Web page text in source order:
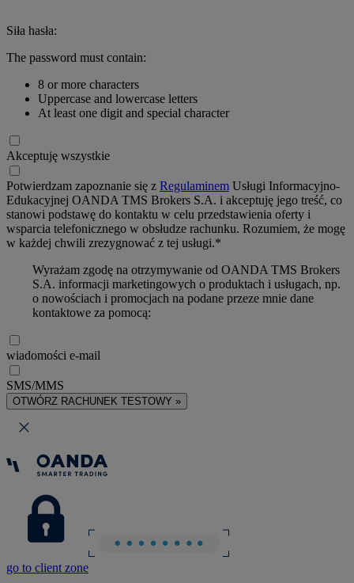
Siła hasła:
The password must contain:
8 or more characters
Uppercase and lowercase letters
At least one digit and special character
Akceptuję wszystkie
Potwierdzam zapoznanie się z Regulaminem Usługi Informacyjno-
Edukacyjnej OANDA TMS Brokers S.A. i akceptuję jego treść, co
stanowi podstawę do kontaktu w celu przedstawienia oferty i
wsparcia telefonicznego w obsłudze rachunku. Rozumiem, że mogę
w każdej chwili zrezygnować z tej usługi.*
Wyrażam zgodę na otrzymywanie od OANDA TMS Brokers
S.A. informacji marketingowych o produktach i usługach, np.
o nowościach i promocjach na podane przeze mnie dane
kontaktowe za pomocą:
wiadomości e-mail
SMS/MMS
OTWÓRZ RACHUNEK TESTOWY »
go to client zone